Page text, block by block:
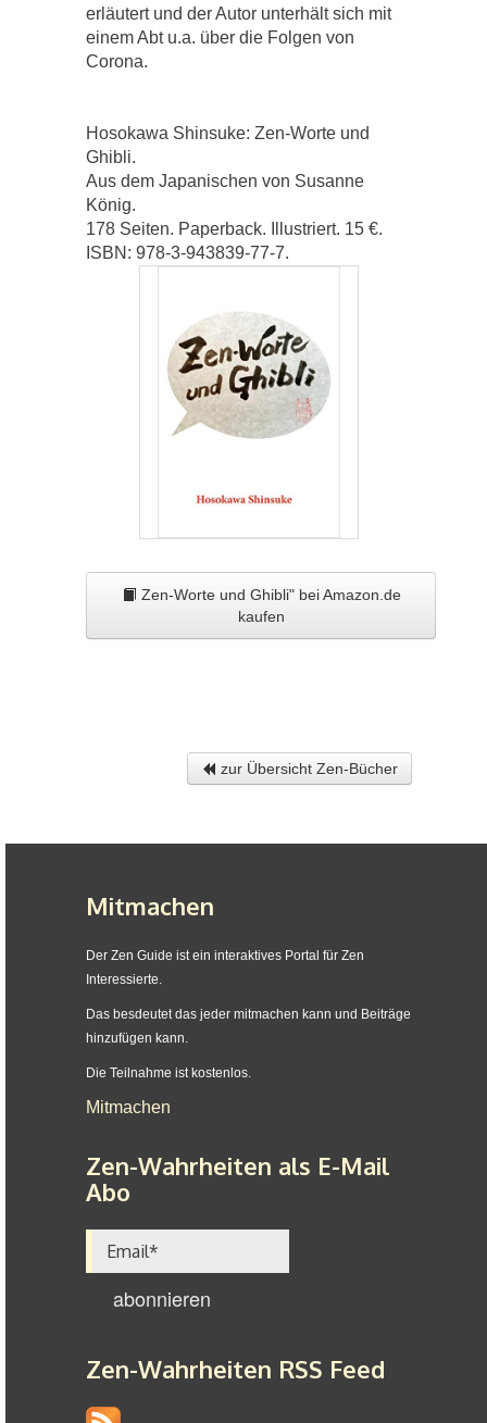
erläutert und der Autor unterhält sich mit
einem Abt u.a. über die Folgen von
Corona.
Hosokawa Shinsuke: Zen-Worte und
Ghibli.
Aus dem Japanischen von Susanne
König.
178 Seiten. Paperback. Illustriert. 15 €.
ISBN: 978-3-943839-77-7.
Zen-Worte und Ghibli" bei Amazon.de
kaufen
zur Übersicht Zen-Bücher
Mitmachen
Der Zen Guide ist ein interaktives Portal für Zen
Interessierte.
Das besdeutet das jeder mitmachen kann und Beiträge
hinzufügen kann.
Die Teilnahme ist kostenlos.
Mitmachen
Zen-Wahrheiten als E-Mail
Abo
Zen-Wahrheiten RSS Feed